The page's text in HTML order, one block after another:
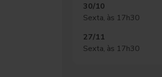
30/10
Sexta, às 17h30
27/11
Sexta, às 17h30